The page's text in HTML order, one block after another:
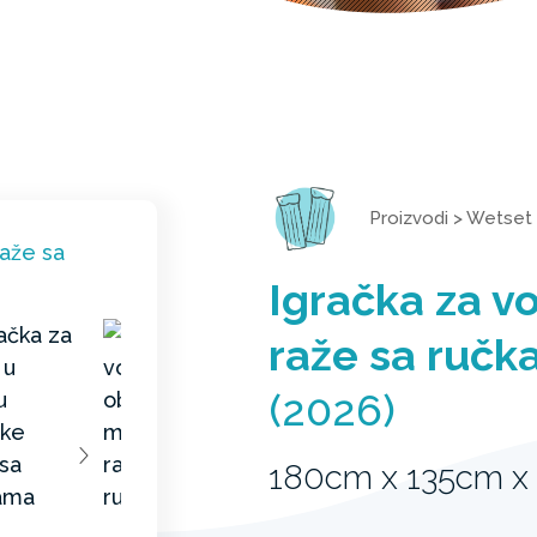
Proizvodi >Wetset
Igračka za
raže sa
(2026)
180cm x 135cm